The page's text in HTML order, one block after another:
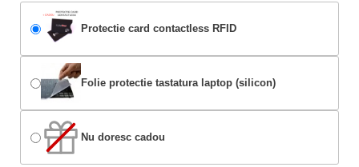
Protectie card contactless RFID
Folie protectie tastatura laptop (silicon)
Nu doresc cadou